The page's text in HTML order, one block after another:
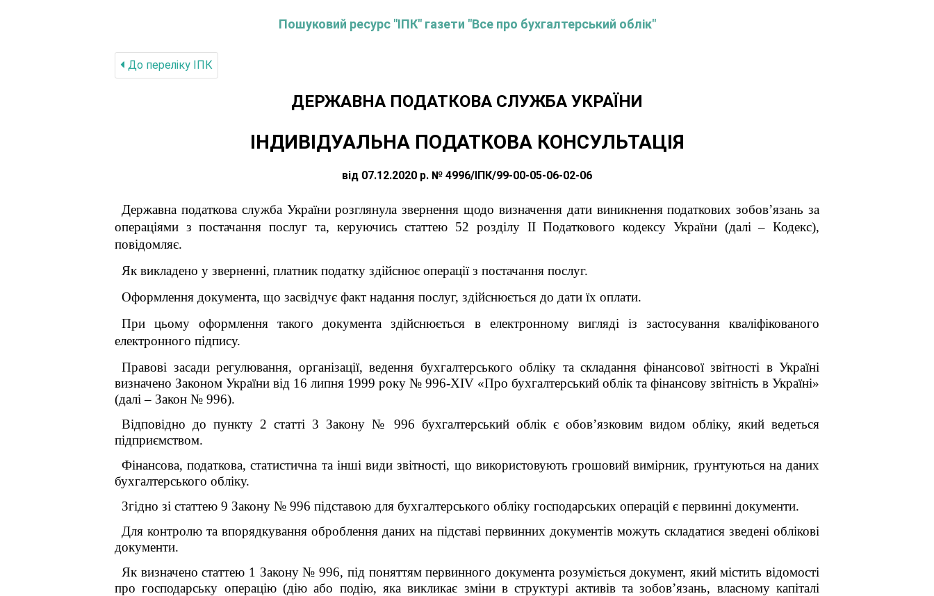
Пошуковий ресурс "ІПК" газети "Все про бухгалтерський облік"
До переліку IПК
ДЕРЖАВНА ПОДАТКОВА СЛУЖБА УКРАЇНИ
ІНДИВІДУАЛЬНА ПОДАТКОВА КОНСУЛЬТАЦІЯ
від 07.12.2020 р. № 4996/ІПК/99-00-05-06-02-06
Державна податкова служба України розглянула звернення щодо визначення дати виникнення податкових зобов’язань за
операціями з постачання послуг та, керуючись статтею 52 розділу II Податкового кодексу України (далі – Кодекс),
повідомляє.
Як викладено у зверненні, платник податку здійснює операції з постачання послуг.
Оформлення документа, що засвідчує факт надання послуг, здійснюється до дати їх оплати.
При цьому оформлення такого документа здійснюється в електронному вигляді із застосування кваліфікованого
електронного підпису.
Правові засади регулювання, організації, ведення бухгалтерського обліку та складання фінансової звітності в Україні
визначено Законом України від 16 липня 1999 року № 996-XIV «Про бухгалтерський облік та фінансову звітність в Україні»
(далі – Закон № 996).
Відповідно до пункту 2 статті 3 Закону № 996 бухгалтерський облік є обов’язковим видом обліку, який ведеться
підприємством.
Фінансова, податкова, статистична та інші види звітності, що використовують грошовий вимірник, ґрунтуються на даних
бухгалтерського обліку.
Згідно зі статтею 9 Закону № 996 підставою для бухгалтерського обліку господарських операцій є первинні документи.
Для контролю та впорядкування оброблення даних на підставі первинних документів можуть складатися зведені облікові
документи.
Як визначено статтею 1 Закону № 996, під поняттям первинного документа розуміється документ, який містить відомості
про господарську операцію (дію або подію, яка викликає зміни в структурі активів та зобов’язань, власному капіталі